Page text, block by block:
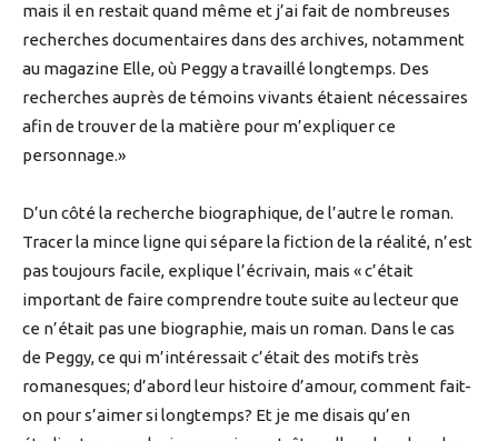
mais il en restait quand même et j’ai fait de nombreuses
recherches documentaires dans des archives, notamment
au magazine Elle, où Peggy a travaillé longtemps. Des
recherches auprès de témoins vivants étaient nécessaires
afin de trouver de la matière pour m’expliquer ce
personnage.»
D’un côté la recherche biographique, de l’autre le roman.
Tracer la mince ligne qui sépare la fiction de la réalité, n’est
pas toujours facile, explique l’écrivain, mais « c’était
important de faire comprendre toute suite au lecteur que
ce n’était pas une biographie, mais un roman. Dans le cas
de Peggy, ce qui m’intéressait c’était des motifs très
romanesques; d’abord leur histoire d’amour, comment fait-
on pour s’aimer si longtemps? Et je me disais qu’en